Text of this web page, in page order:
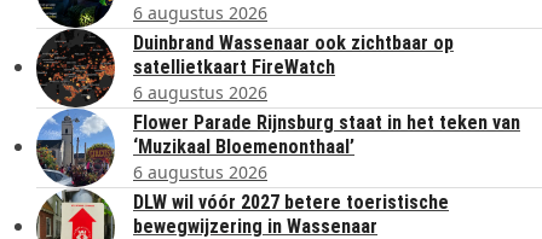
6 augustus 2026
Duinbrand Wassenaar ook zichtbaar op
satellietkaart FireWatch
6 augustus 2026
Flower Parade Rijnsburg staat in het teken van
‘Muzikaal Bloemenonthaal’
6 augustus 2026
DLW wil vóór 2027 betere toeristische
bewegwijzering in Wassenaar